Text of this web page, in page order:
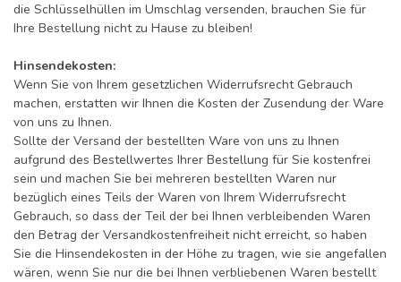
die Schlüsselhüllen im Umschlag versenden, brauchen Sie für
Ihre Bestellung nicht zu Hause zu bleiben!
Hinsendekosten:
Wenn Sie von Ihrem gesetzlichen Widerrufsrecht Gebrauch
machen, erstatten wir Ihnen die Kosten der Zusendung der Ware
von uns zu Ihnen.
Sollte der Versand der bestellten Ware von uns zu Ihnen
aufgrund des Bestellwertes Ihrer Bestellung für Sie kostenfrei
sein und machen Sie bei mehreren bestellten Waren nur
bezüglich eines Teils der Waren von Ihrem Widerrufsrecht
Gebrauch, so dass der Teil der bei Ihnen verbleibenden Waren
den Betrag der Versandkostenfreiheit nicht erreicht, so haben
Sie die Hinsendekosten in der Höhe zu tragen, wie sie angefallen
wären, wenn Sie nur die bei Ihnen verbliebenen Waren bestellt